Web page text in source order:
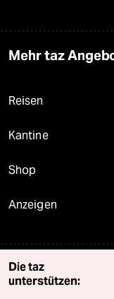
Mehr taz
Reisen
Kantine
Shop
Anzeigen
Fragen & Hilfe
Die taz
unterstützen: